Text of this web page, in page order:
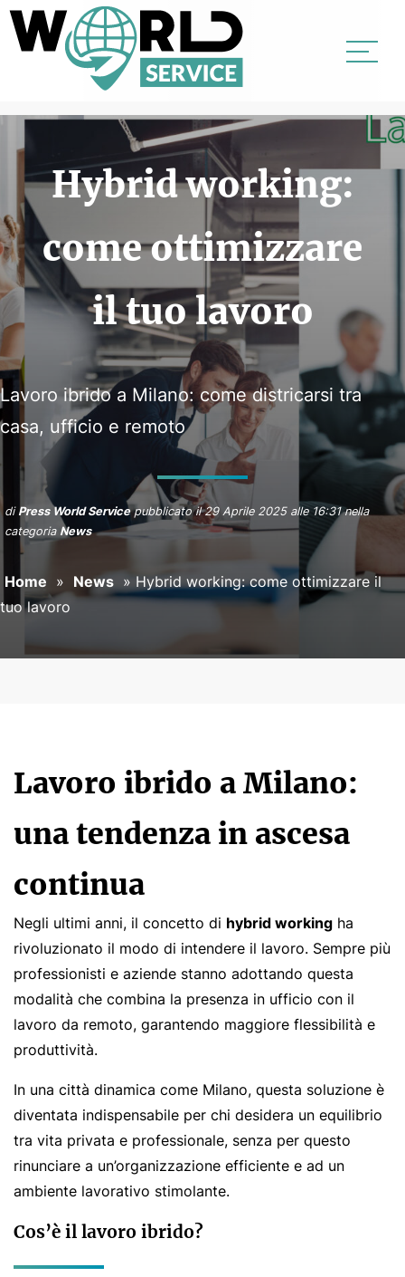
UFFICI
SALE
DOMICILIAZIONI
SERVIZI VIRTUALI
NEWS
PRENOTA
Hybrid working:
come ottimizzare
il tuo lavoro
Lavoro ibrido a Milano: come districarsi tra
casa, ufficio e remoto
di Press World Servicepubblicato il29 Aprile 2025 alle 16:31nella
categoria News
Home » News » Hybrid working: come ottimizzare il
tuo lavoro
Lavoro ibrido a Milano:
una tendenza in ascesa
continua
Negli ultimi anni, il concetto di hybrid working ha
rivoluzionato il modo di intendere il lavoro. Sempre più
professionisti e aziende stanno adottando questa
modalità che combina la presenza in ufficio con il
lavoro da remoto, garantendo maggiore flessibilità e
produttività.
In una città dinamica come Milano, questa soluzione è
diventata indispensabile per chi desidera un equilibrio
tra vita privata e professionale, senza per questo
rinunciare a un’organizzazione efficiente e ad un
ambiente lavorativo stimolante.
Cos’è il lavoro ibrido?